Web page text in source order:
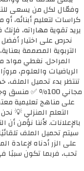
وفعّال لكل من يسعى
كراسات لتعليم أبنائه،
نحرص على اختيار أفضل
التربوية المصممة
المراحل. نغطي مواد
الرياضيات والعلوم،
تنتظر بدء تحميل
مجاني 100٪ ✅
على مناهج تعليمية
التعلم المنزلي 💡
بالإعلانات. لأننا نؤمن
سيتم تحميل الملف
على الزر أدناه
تحب، فربما تكون